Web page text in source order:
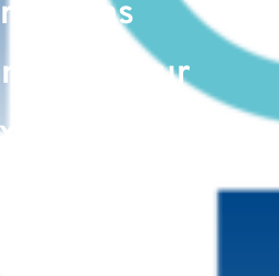
pour
demandes
en
d’évaluer